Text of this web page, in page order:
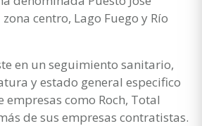
centro, Lago Fuego y Río
en un seguimiento sanitario,
y estado general especifico
como Roch, Total
de sus empresas contratistas.